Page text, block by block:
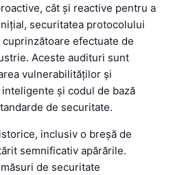
cât și reactive pentru a
securitatea protocolului
efectuate de
Aceste audituri sunt
vulnerabilităților și
și codul de bază
de securitate.
inclusiv o breșă de
semnificativ apărările.
de securitate